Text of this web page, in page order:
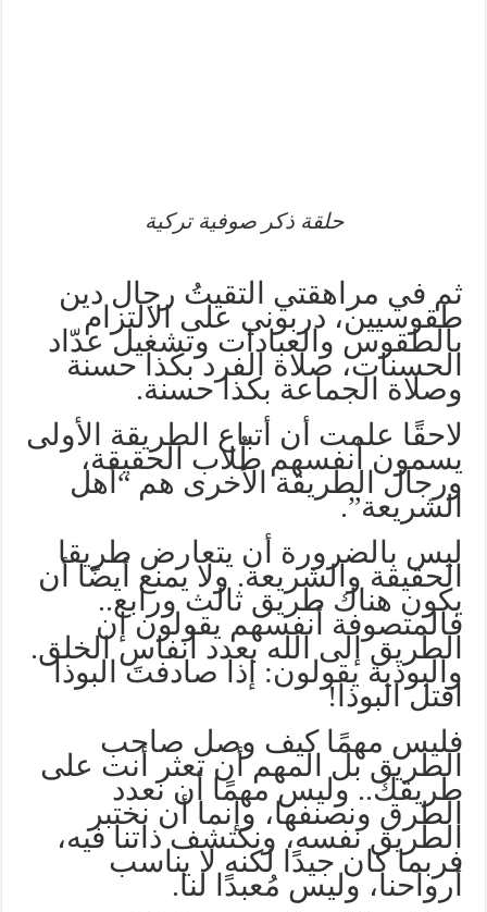
حلقة ذكر صوفية تركية
ثم في مراهقتي التقيتُ رجال دين
طقوسيين، دربوني على الالتزام
بالطقوس والعبادات وتشغيل عدّاد
الحسنات، صلاة الفرد بكذا حسنة
وصلاة الجماعة بكذا حسنة.
لاحقًا علمت أن أتباع الطريقة الأولى
يسمون أنفسهم طُلاب الحقيقة،
ورجال الطريقة الأخرى هم “أهل
الشريعة”.
ليس بالضرورة أن يتعارض طريقا
الحقيقة والشريعة. ولا يمنع أيضًا أن
يكون هناك طريق ثالث ورابع..
فالمتصوفة أنفسهم يقولون إن
الطريق إلى الله بعدد أنفاس الخلق.
والبوذية يقولون: إذا صادفتَ البوذا
اقتل البوذا!
فليس مهمًا كيف وصل صاحب
الطريق بل المهم أن تعثر أنت على
طريقك.. وليس مهمًا أن نعدد
الطرق ونصنفها، وإنما أن نختبر
الطريق نفسه، ونكتشف ذاتنا فيه،
فربما كان جيدًا لكنه لا يناسب
أرواحنا، وليس مُعبدًا لنا.